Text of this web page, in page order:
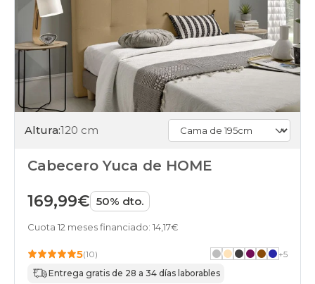
Altura:120 cm
Cabecero Yuca de HOME
169,99€ 50% dto.
Cuota 12 meses financiado: 14,17€
5(10) +5
Entrega gratis de 28 a 34 días laborables